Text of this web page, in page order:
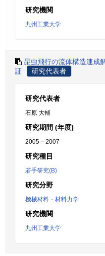
研究機関
九州工業大学
昆虫飛行の流体構造連成
証
研究代表者
研究代表者
石原 大輔
研究期間 (年度)
2005 – 2007
研究種目
若手研究(B)
研究分野
機械材料・材料力学
研究機関
九州工業大学